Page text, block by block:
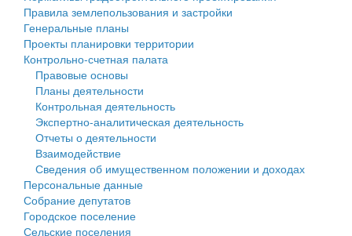
Проекты планировки территории
Собрание депутатов
Городское поселение
Сельские поселения
Правила землепользования и застройки
Генеральные планы
Проекты планировки территории
Контрольно-счетная палата
Правовые основы
Планы деятельности
Контрольная деятельность
Экспертно-аналитическая деятельность
Отчеты о деятельности
Взаимодействие
Сведения об имущественном положении и доходах
Персональные данные
Собрание депутатов
Городское поселение
Сельские поселения